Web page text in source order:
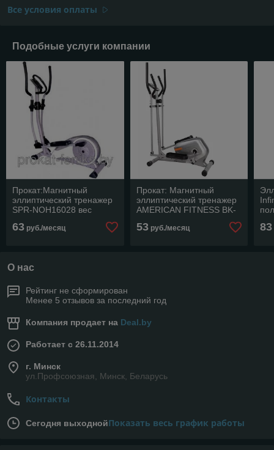
Все условия оплаты
Подобные услуги компании
Прокат:Магнитный
эллиптический тренажер
SPR-NOH16028 вес
63 руб./месяц
Прокат: Магнитный
эллиптический тренажер
AMERICAN FITNESS BK-
2300 вес пользователя до
105 кг
53руб./месяц 83
О нас
Рейтинг не сформирован
Менее 5 отзывов за последний год
Компания продает на Deal.by
Работает с 26.11.2014
г. Минск
ул.Профсоюзная, Минск, Беларусь
Контакты
Сегодня выходнойПоказать весь график работы